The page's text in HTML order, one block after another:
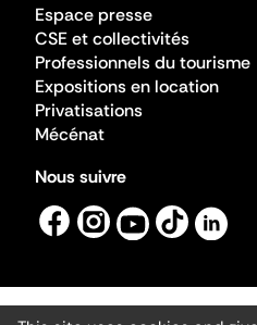
Espace presse
CSE et collectivités
Professionnels du tourisme
Expositions en location
Privatisations
Mécénat
Nous suivre